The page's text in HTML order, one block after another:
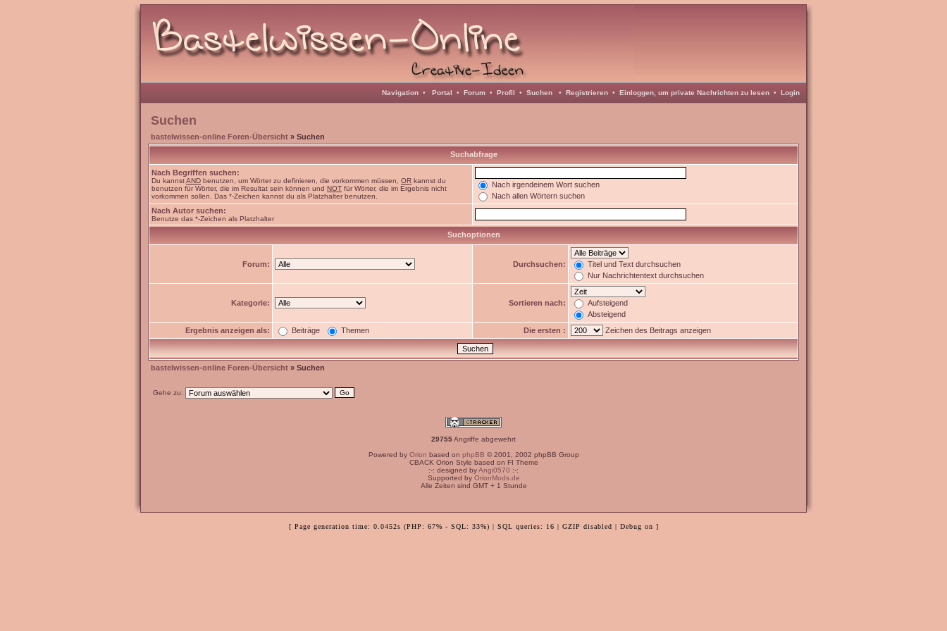
Navigation • Portal • Forum • Profil • Suchen • Registrieren • Einloggen, um private Nachrichten zu lesen • Login
Suchen
bastelwissen-online Foren-Übersicht » Suchen
Suchabfrage
Nach Begriffen suchen:
Du kannstAND benutzen, um Wörter zu definieren, die vorkommen müssen, OR kannst du
benutzen für Wörter, die im Resultat sein können und NOT für Wörter, die im Ergebnis nicht
vorkommen sollen. Das *-Zeichen kannst du als Platzhalter benutzen.
Nach irgendeinem Wort suchen
Nach allen Wörtern suchen
Nach Autor suchen:
Benutze das *-Zeichen als Platzhalter
Suchoptionen
Forum: Durchsuchen:
Titel und Text durchsuchen
Nur Nachrichtentext durchsuchen
Kategorie: Sortieren nach:
Aufsteigend
Absteigend
Ergebnis anzeigen als:
Beiträge Themen Die ersten : Zeichen des Beitrags anzeigen
bastelwissen-online Foren-Übersicht » Suchen
Gehe zu:
29755Angriffe abgewehrt
Powered by Orion based on phpBB © 2001, 2002 phpBB Group
CBACK Orion Style based on FI Theme
:-: designed byAngi0570 :-:
Supported by OrionMods.de
Alle Zeiten sind GMT + 1 Stunde
[ Page generation time: 0.0452s (PHP: 67% - SQL: 33%) | SQL queries: 16 | GZIP disabled | Debug on ]